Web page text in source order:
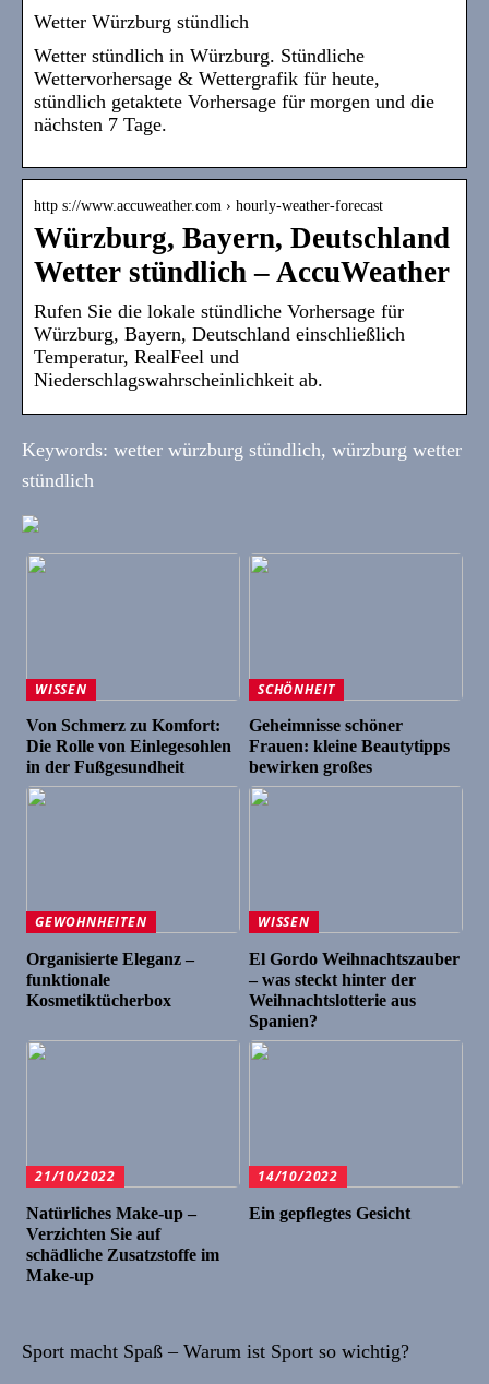
Wetter Würzburg stündlich
Wetter stündlich in Würzburg. Stündliche
Wettervorhersage & Wettergrafik für heute,
stündlich getaktete Vorhersage für morgen und die
nächsten 7 Tage.
http s://www.accuweather.com › hourly-weather-forecast
Würzburg, Bayern, Deutschland
Wetter stündlich – AccuWeather
Rufen Sie die lokale stündliche Vorhersage für
Würzburg, Bayern, Deutschland einschließlich
Temperatur, RealFeel und
Niederschlagswahrscheinlichkeit ab.
Keywords: wetter würzburg stündlich, würzburg wetter
stündlich
WISSEN
Von Schmerz zu Komfort:
Die Rolle von Einlegesohlen
in der Fußgesundheit
SCHÖNHEIT
Geheimnisse schöner
Frauen: kleine Beautytipps
bewirken großes
GEWOHNHEITEN
Organisierte Eleganz –
funktionale
Kosmetiktücherbox
WISSEN
El Gordo Weihnachtszauber
– was steckt hinter der
Weihnachtslotterie aus
Spanien?
21/10/2022
Natürliches Make-up –
Verzichten Sie auf
schädliche Zusatzstoffe im
Make-up
14/10/2022
Ein gepflegtes Gesicht
Sport macht Spaß – Warum ist Sport so wichtig?